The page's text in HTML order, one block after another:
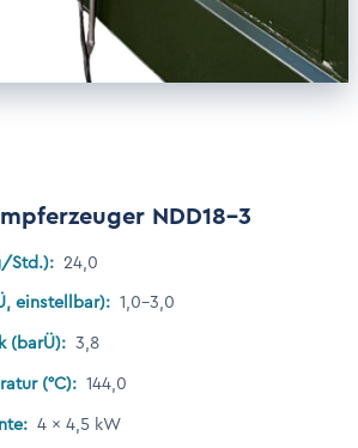
NDD18-3
Std.): 24,0
einstellbar): 1,0–3,0
(barÜ): 3,8
(°C): 144,0
4 × 4,5 kW